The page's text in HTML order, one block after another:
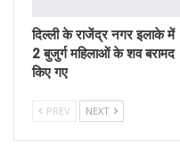
दिल्ली के राजेंद्र नगर इलाके में
2 बुजुर्ग महिलाओं के शव बरामद
किए गए
PREV NEXT